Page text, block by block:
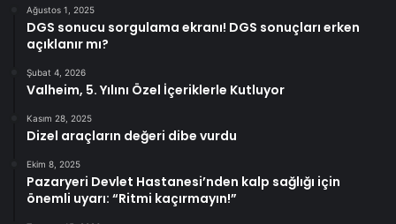
Ağustos 1, 2025
DGS sonucu sorgulama ekranı! DGS sonuçları erken
açıklanır mı?
Şubat 4, 2026
Valheim, 5. Yılını Özel İçeriklerle Kutluyor
Kasım 28, 2025
Dizel araçların değeri dibe vurdu
Ekim 8, 2025
Pazaryeri Devlet Hastanesi’nden kalp sağlığı için
önemli uyarı: “Ritmi kaçırmayın!”